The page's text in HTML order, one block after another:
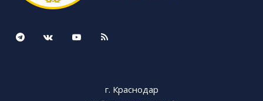
г. Краснодар